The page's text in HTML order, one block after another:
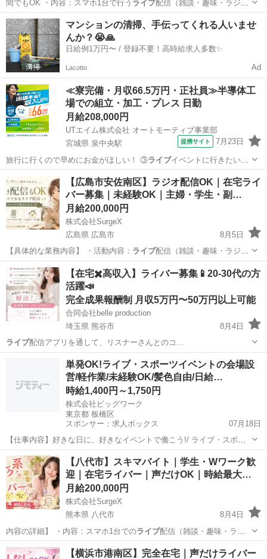
間でもOK ・内容：スマホ1台で行う ライブ配信（雑談・趣味・ラジオ
配信など） …
神奈川 横浜市 ライバー
マンションの清掃、手伝ってくれる人いませ
んか？😭🙏
日給例1万円〜 / 登録不要！高時給求人多数✨
Lacotto Ad
≪寮完備・月収66.5万円・正社員≫半導体工
場での組立・加工・プレス 日勤
月給208,000円
UTエイム株式会社 オートモーティブ事業部
宮城県 泉中央駅
提携サイト 7月23日
旅行に行くので早めにお金がほしい！ ③ライブイベントに行きたい！
④セールやってる…
泉中央駅 その他
【広島市安佐南区】ラジオ配信OK｜在宅ライ
バー募集｜未経験OK｜主婦・学生・副…
月給200,000円
株式会社SurgeX
広島県 広島市
8月5日
【具体的な業務内容】 ・活動内容： ライブ配信（雑談・趣味・ラジオ
配信など）、ス…
広島 広島市 その他 ライバー
【在宅✖️高収入】ライバー募集📱20-30代の方
活躍📣
完全成果報酬制 月収5万円〜50万円以上可能
合同会社belle production
埼玉県 熊谷市
8月4日
ライブ配信アプリを通して、リスナーさんとのコ…
熊谷市 接客 ライバー
単発OK!ライブ・スポーツイベントの会場設
営/軽作業/未経験OK/髪色自由/日給…
時給1,400円～1,750円
株式会社ビッグワーク
東京都 板橋区
スポンサー：求人ボックス
07月18日
【仕事内容】好きな日に、好きなイベントで働こう!/ ライブ・スポー
ツイベントの会場設営スタッフ募集 単発1日OK!|履歴書不要&WEB登
録だけでスタート! 「今週だけ働きたい」「学校が休みの日だけ」「副
業で空いた日に」 そんな働き...
アルバイト・パート
【八代市】スキマバイト｜学生・Wワーク歓
迎｜在宅ライバー｜声だけOK｜時給最大…
月給200,000円
株式会社SurgeX
熊本県 八代市
8月4日
内容の詳細】 ・内容：スマホ1台でのライブ配信（雑談・趣味・ラジ
オ配信など） …
熊本 八代市 その他 ライバー
【横浜市港南区】完全在宅｜声だけライバー